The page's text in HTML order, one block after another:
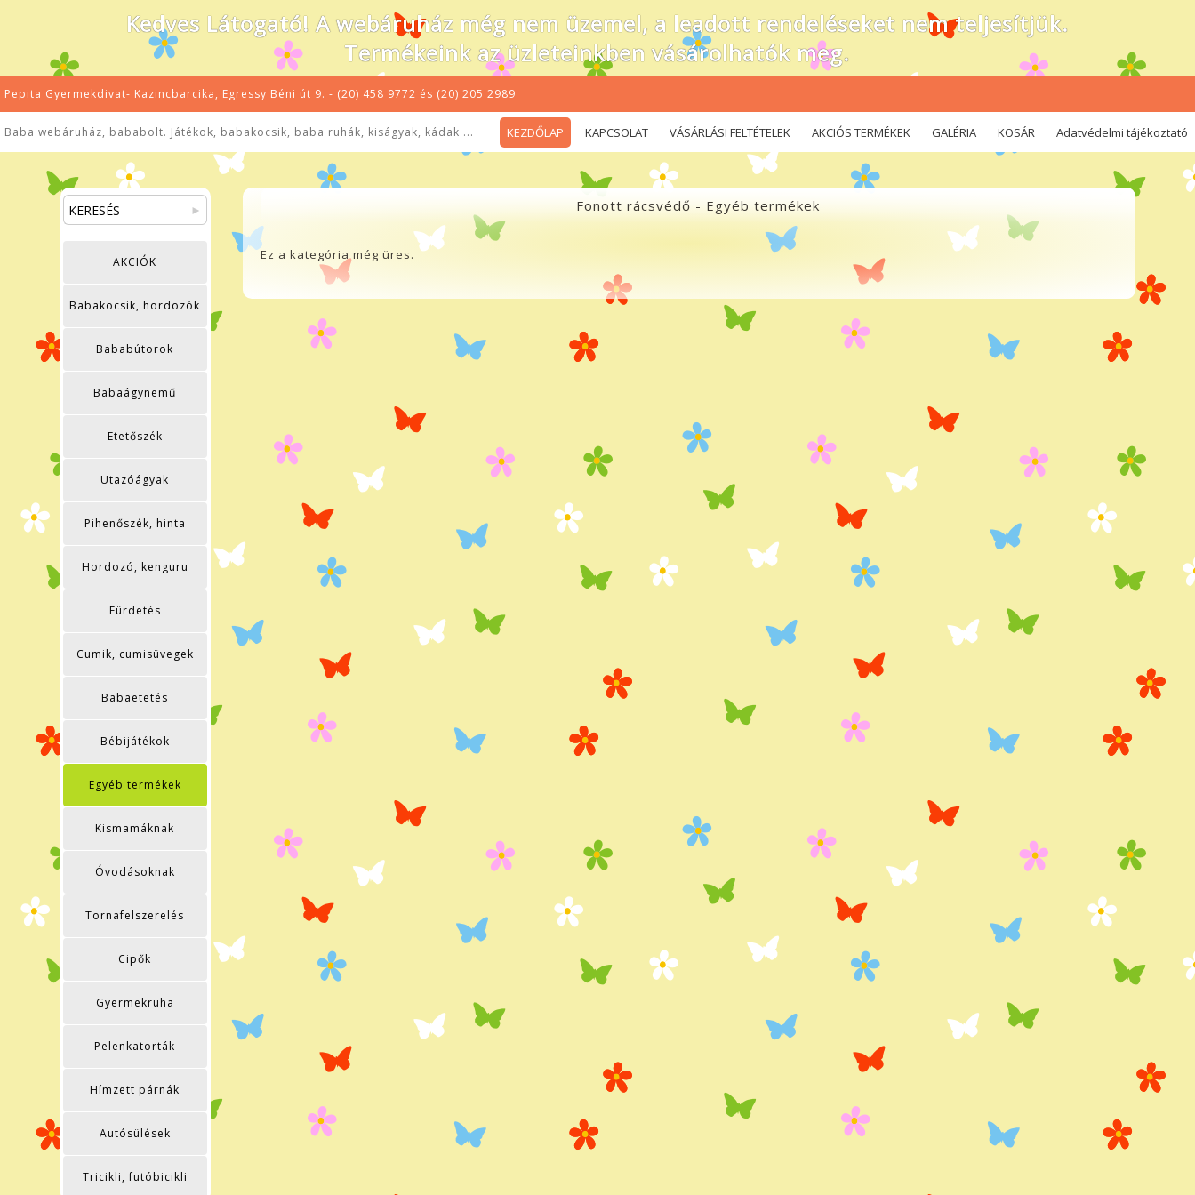
Kedves Látogató! A webáruház még nem üzemel, a leadott rendeléseket nem teljesítjük.
Termékeink az üzleteinkben vásárolhatók meg.
Pepita Gyermekdivat- Kazincbarcika, Egressy Béni út 9. - (20) 458 9772 és (20) 205 2989
KEZDŐLAP KAPCSOLAT VÁSÁRLÁSI FELTÉTELEK AKCIÓS TERMÉKEK GALÉRIA KOSÁR Adatvédelmi tájékoztató
Baba webáruház, bababolt. Játékok, babakocsik, baba ruhák, kiságyak, kádak ...
AKCIÓK
Babakocsik, hordozók
Bababútorok
Babaágynemű
Etetőszék
Utazóágyak
Pihenőszék, hinta
Hordozó, kenguru
Fürdetés
Cumik, cumisüvegek
Babaetetés
Bébijátékok
Egyéb termékek
Kismamáknak
Óvodásoknak
Tornafelszerelés
Cipők
Gyermekruha
Pelenkatorták
Hímzett párnák
Autósülések
Tricikli, futóbicikli
Fonott rácsvédő - Egyéb termékek
Ez a kategória még üres.